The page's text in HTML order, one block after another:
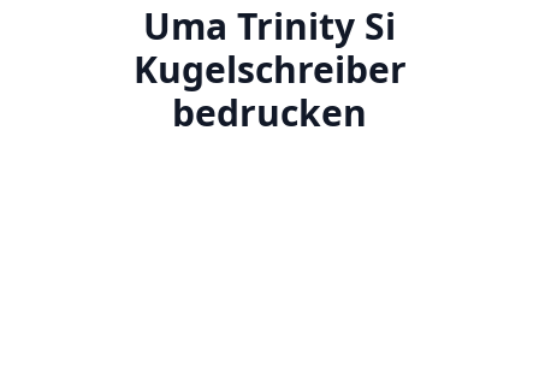
Uma Trinity Si
Kugelschreiber
bedrucken